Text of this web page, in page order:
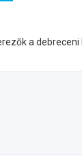
a debreceni